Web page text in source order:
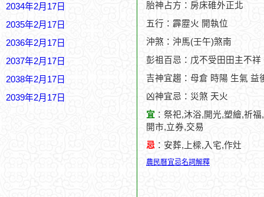
2034年2月17日
2035年2月17日
2036年2月17日
2037年2月17日
2038年2月17日
2039年2月17日
胎神占方：房床碓外正北
五行：霹靂火 開執位
沖煞：沖馬(壬午)煞南
彭祖百忌：戊不受田田主不
吉神宜趨：母倉 時陽 生氣 益
凶神宜忌：災煞 天火
宜 ：祭祀,沐浴,開光,塑繪,祈
開市,立券,交易
忌 ：安葬,上樑,入宅,作灶
農民曆宜忌名詞解釋